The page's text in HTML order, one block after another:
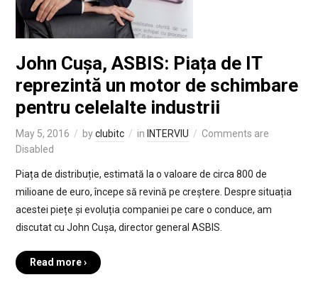
John Cușa, ASBIS: Piața de IT
reprezintă un motor de schimbare
pentru celelalte industrii
May 5, 2016 byclubitc in INTERVIU
Comments are
Disabled
Piața de distribuție, estimată la o valoare de circa 800 de
milioane de euro, începe să revină pe creștere. Despre situația
acestei piețe și evoluția companiei pe care o conduce, am
discutat cu John Cușa, director general ASBIS.
Read more ›